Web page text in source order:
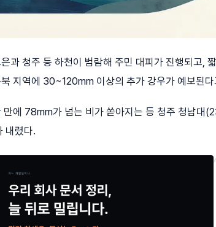
과 청주 등 하천이 범람해 주민 대피가 진행되고,
지역에 30~120mm 이상의 추가 강우가 예보된다
만에 78mm가 넘는 비가 쏟아지는 등 청주 청남
내렸다.